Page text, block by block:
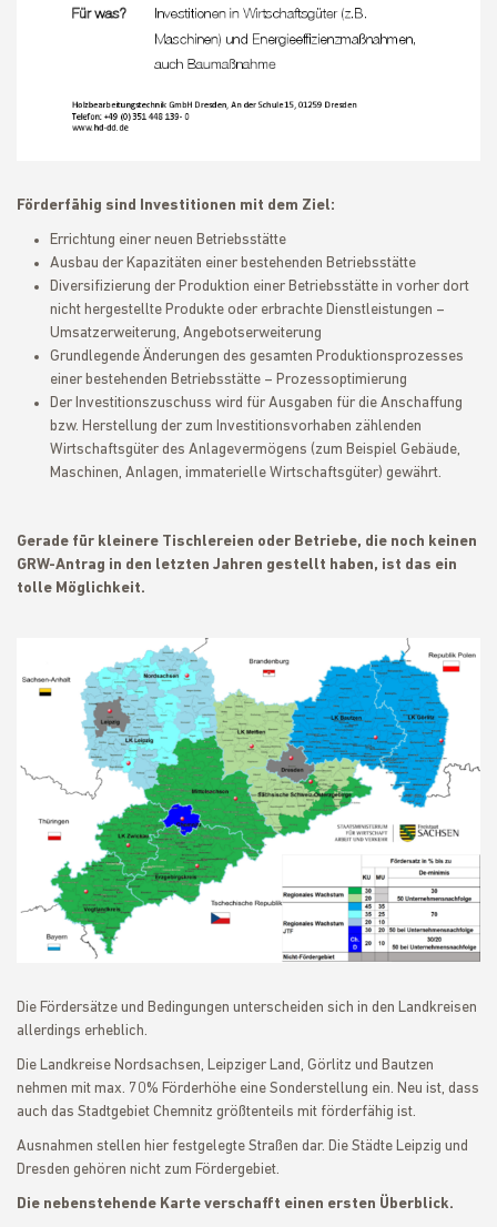
Förderfähig sind Investitionen mit dem Ziel:
Errichtung einer neuen Betriebsstätte
Ausbau der Kapazitäten einer bestehenden Betriebsstätte
Diversifizierung der Produktion einer Betriebsstätte in vorher dort
nicht hergestellte Produkte oder erbrachte Dienstleistungen –
Umsatzerweiterung, Angebotserweiterung
Grundlegende Änderungen des gesamten Produktionsprozesses
einer bestehenden Betriebsstätte – Prozessoptimierung
Der Investitionszuschuss wird für Ausgaben für die Anschaffung
bzw. Herstellung der zum Investitionsvorhaben zählenden
Wirtschaftsgüter des Anlagevermögens (zum Beispiel Gebäude,
Maschinen, Anlagen, immaterielle Wirtschaftsgüter) gewährt.
Gerade für kleinere Tischlereien oder Betriebe, die noch keinen
GRW-Antrag in den letzten Jahren gestellt haben, ist das ein
tolle Möglichkeit.
Die Fördersätze und Bedingungen unterscheiden sich in den Landkreisen
allerdings erheblich.
Die Landkreise Nordsachsen, Leipziger Land, Görlitz und Bautzen
nehmen mit max. 70% Förderhöhe eine Sonderstellung ein. Neu ist, dass
auch das Stadtgebiet Chemnitz größtenteils mit förderfähig ist.
Ausnahmen stellen hier festgelegte Straßen dar. Die Städte Leipzig und
Dresden gehören nicht zum Fördergebiet.
Die nebenstehende Karte verschafft einen ersten Überblick.